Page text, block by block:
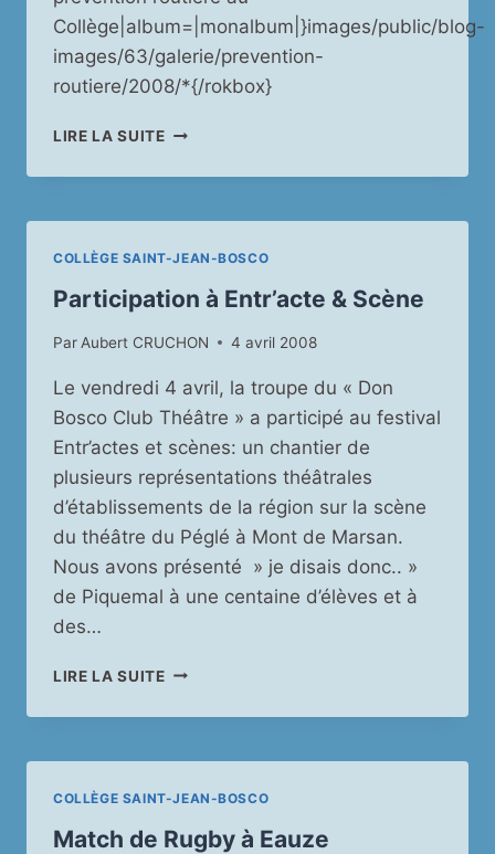
Collège|album=|monalbum|}images/public/blog-
images/63/galerie/prevention-
routiere/2008/*{/rokbox}
LIRE LA SUITEPRÉVENTION
COLLÈGE SAINT-JEAN-BOSCO
Participation à Entr’acte & Scène
Par Aubert CRUCHON 4 avril 2008
Le vendredi 4 avril, la troupe du « Don
Bosco Club Théâtre » a participé au festival
Entr’actes et scènes: un chantier de
plusieurs représentations théâtrales
d’établissements de la région sur la scène
du théâtre du Péglé à Mont de Marsan.
Nous avons présenté » je disais donc.. »
de Piquemal à une centaine d’élèves et à
des…
LIRE LA SUITEPARTICIPATION
ENTR’ACTE
SCÈNE
COLLÈGE SAINT-JEAN-BOSCO
Match de Rugby à Eauze